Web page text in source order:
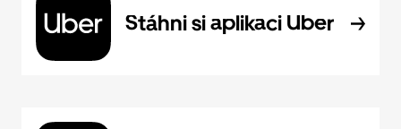
Stáhni si aplikaci Uber